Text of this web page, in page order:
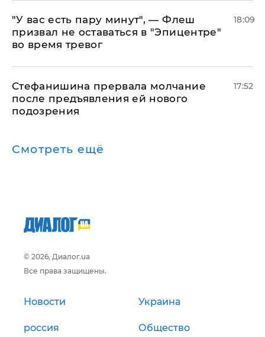
​"У вас есть пару минут", — Флеш
призвал не оставаться в "Эпицентре"
во время тревог
18:09
Стефанишина прервала молчание
после предъявления ей нового
подозрения
17:52
Смотреть ещё
© 2026, Диалог.ua
Все права защищены.
Новости Украина
россия Общество